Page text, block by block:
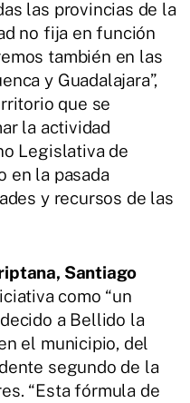
las provincias de la
no fija en función
también en las
y Guadalajara”,
que se
la actividad
Legislativa de
en la pasada
y recursos de las
Santiago
como “un
a Bellido la
el municipio, del
segundo de la
“Esta fórmula de